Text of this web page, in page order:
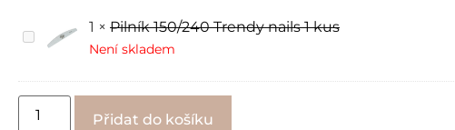
Group
Pilník
150/240
nails
1
kus
1 × Pilník 150/240 Trendy nails 1 kus
Není skladem
Přidat do košíku